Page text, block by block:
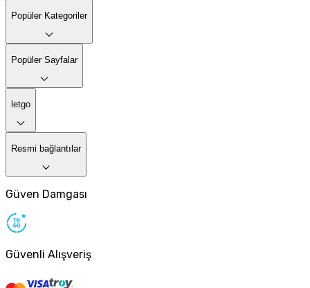
Popüler Kategoriler
Popüler Sayfalar
letgo
Resmi bağlantılar
Güven Damgası
Güvenli Alışveriş